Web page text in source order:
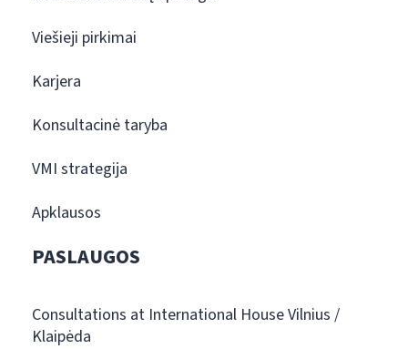
Viešieji pirkimai
Karjera
Konsultacinė taryba
VMI strategija
Apklausos
PASLAUGOS
Consultations at International House Vilnius /
Klaipėda